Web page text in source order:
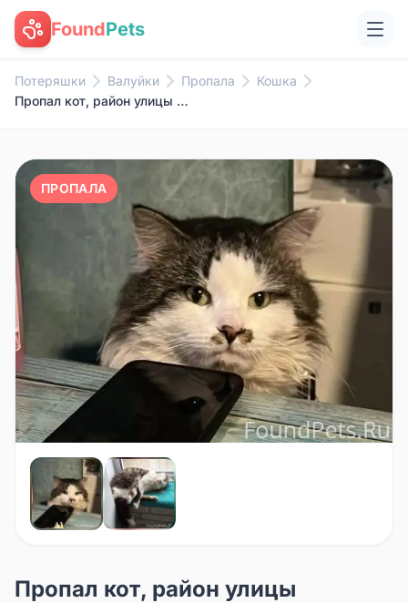
FoundPets
Потеряшки Валуйки Пропала
Кошка
Пропал кот, район улицы Советской
ПРОПАЛА
Пропал кот, район улицы